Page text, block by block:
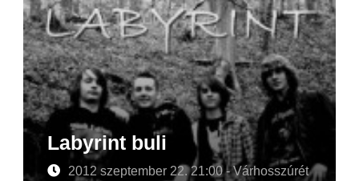
Labyrint buli
2012 szeptember 22. 21:00 - Várhosszúrét